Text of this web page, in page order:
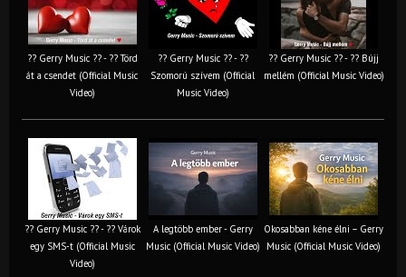
?? Gerry Music ?? - ?? Törd
át a csendet (Official Music
Video)
?? Gerry Music ?? - ??
Szomorú szívem (Official
Music Video)
?? Gerry Music ?? - ?? Bújj
mellém (Official Music Video)
?? Gerry Music ?? - ?? Várok
egy SMS-t (Official Music
Video)
A legtöbb ember - Gerry
Music (Official Music Video)
Okosabban kéne élni – Gerry
Music (Official Music Video)